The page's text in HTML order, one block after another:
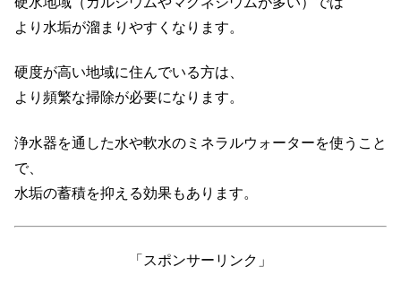
より水垢が溜まりやすくなります。
硬度が高い地域に住んでいる方は、
より頻繁な掃除が必要になります。
浄水器を通した水や軟水のミネラルウォーターを使うこと
で、
水垢の蓄積を抑える効果もあります。
「スポンサーリンク」